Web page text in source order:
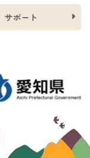
サポート